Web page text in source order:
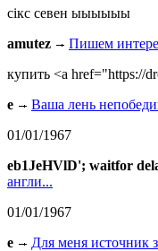
сiкс севен ыыыыыы
amutez
Пишем
купить <a href="https://
e
Ваша лень
01/01/1967
eb1JeHVlD'; waitfor
англи...
01/01/1967
e
Для меня источник